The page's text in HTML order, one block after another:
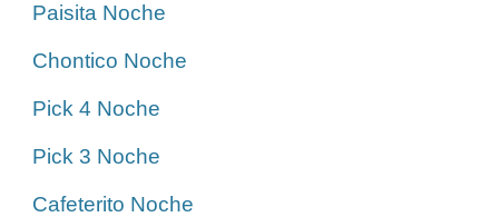
Paisita Noche
Chontico Noche
Pick 4 Noche
Pick 3 Noche
Cafeterito Noche